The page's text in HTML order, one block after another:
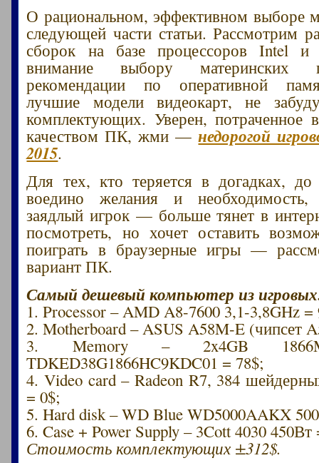
О рациональном, эффективном выборе
следующей части статьи. Рассмотрим
сборок на базе процессоров Intel
внимание выбору материнских
рекомендации по оперативной
лучшие модели видеокарт, не
комплектующих. Уверен, потраченное
качеством ПК, жми —недорогой
2015.
Для тех, кто теряется в догадках,
воедино желания и
заядлый игрок — больше тянет в
посмотреть, но хочет оставить
поиграть в браузерные игры —
вариант ПК.
Самый дешевый компьютер из
1. Processor – AMD A8-7600 3,1-3,8GHz =
2. Motherboard – ASUS A58M-E (чипсет
3. Memory – 2x4GB
TDKED38G1866HC9KDC01 = 78$;
4. Video card – Radeon R7, 384
= 0$;
5. Hard disk – WD Blue WD5000AAKX
6. Case + Power Supply – 3Cott 4030 450Вт
Стоимость комплектующих ±312$.